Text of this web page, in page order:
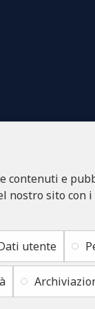
contenuti e
sito con
utente